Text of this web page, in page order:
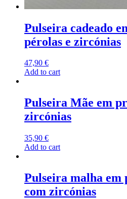
Pulseira cadeado
pérolas e zircónias
47,90 €
Add to cart
Pulseira Mãe em
zircónias
35,90 €
Add to cart
Pulseira malha em
com zircónias